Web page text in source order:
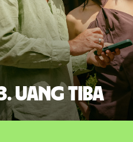
Uang tiba